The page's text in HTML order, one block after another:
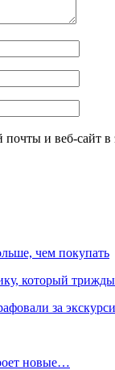
и веб-сайт
чем покупать
который
за
новые…